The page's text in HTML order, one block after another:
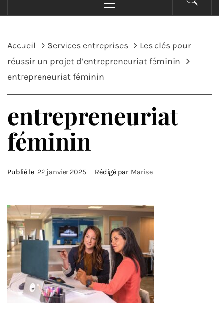
principal
Accueil Services entreprises
Les clés pour
réussir un projet d’entrepreneuriat féminin
entrepreneuriat féminin
entrepreneuriat
féminin
Publié le 22 janvier 2025 Rédigé par Marise